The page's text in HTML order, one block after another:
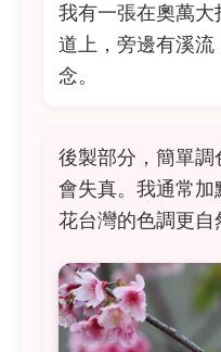
我有一張在奧萬
道上，旁邊有溪
念。
後製部分，簡單調
會失真。我通常
花台灣的色調更自